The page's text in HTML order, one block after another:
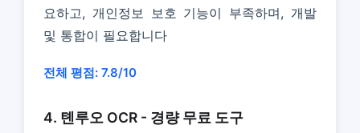
요하고, 개인정보 보호 기능이 부족하며, 개발
및 통합이 필요합니다
전체 평점: 7.8/10
4. 톈루오 OCR - 경량 무료 도구